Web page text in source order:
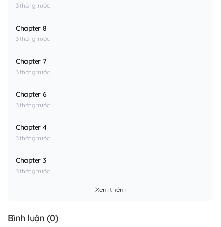
3 tháng trước
Chapter 8
3 tháng trước
Chapter 7
3 tháng trước
Chapter 6
3 tháng trước
Chapter 4
3 tháng trước
Chapter 3
3 tháng trước
Xem thêm
Bình luận (0)